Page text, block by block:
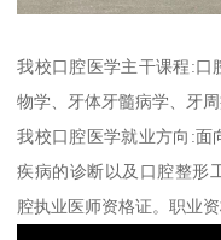
我校口腔医学主干课程:口
物学、牙体牙髓病学、牙
我校口腔医学就业方向:面
疾病的诊断以及口腔整形
腔执业医师资格证。职业